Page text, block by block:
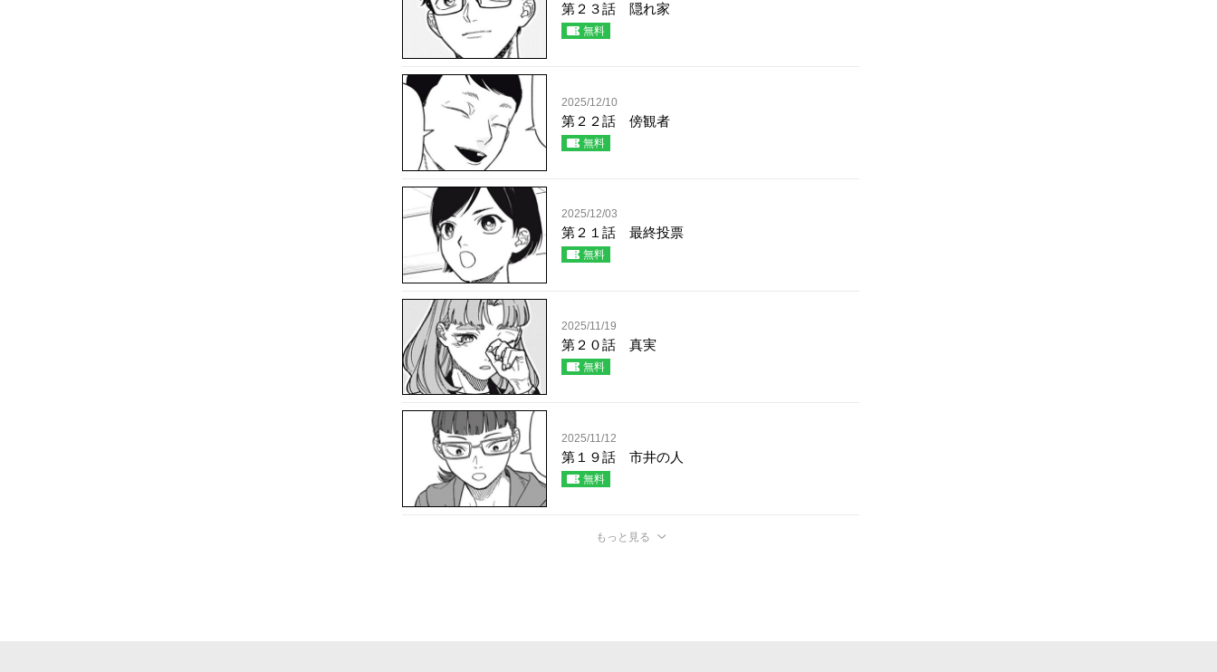
第２３話 隠れ家
無料
2025/12/10
第２２話 傍観者
無料
2025/12/03
第２１話 最終投票
無料
2025/11/19
第２０話 真実
無料
2025/11/12
第１９話 市井の人
無料
もっと見る